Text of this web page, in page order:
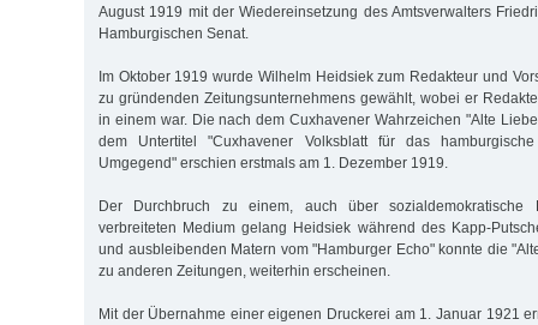
August 1919 mit der Wiedereinsetzung des Amtsverwalters
Hamburgischen Senat.
Im Oktober 1919 wurde Wilhelm Heidsiek zum Redakteur und
zu gründenden Zeitungsunternehmens gewählt, wobei er
in einem war. Die nach dem Cuxhavener Wahrzeichen "Alte
dem Untertitel "Cuxhavener Volksblatt für das
Umgegend" erschien erstmals am 1. Dezember 1919.
Der Durchbruch zu einem, auch über sozialdemokratische
verbreiteten Medium gelang Heidsiek während des Kapp-
und ausbleibenden Matern vom "Hamburger Echo" konnte die
zu anderen Zeitungen, weiterhin erscheinen.
Mit der Übernahme einer eigenen Druckerei am 1. Januar 1921